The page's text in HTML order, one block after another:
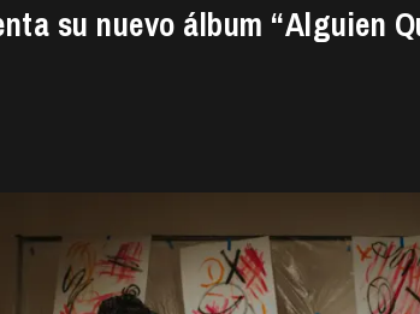
su nuevo álbum “Alguien